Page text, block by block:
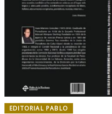
EDITORIAL PABLO